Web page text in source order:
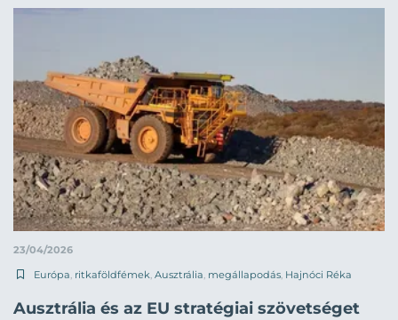
23/04/2026
Európa, ritkaföldfémek, Ausztrália, megállapodás, Hajnóci Réka
Ausztrália és az EU stratégiai szövetséget